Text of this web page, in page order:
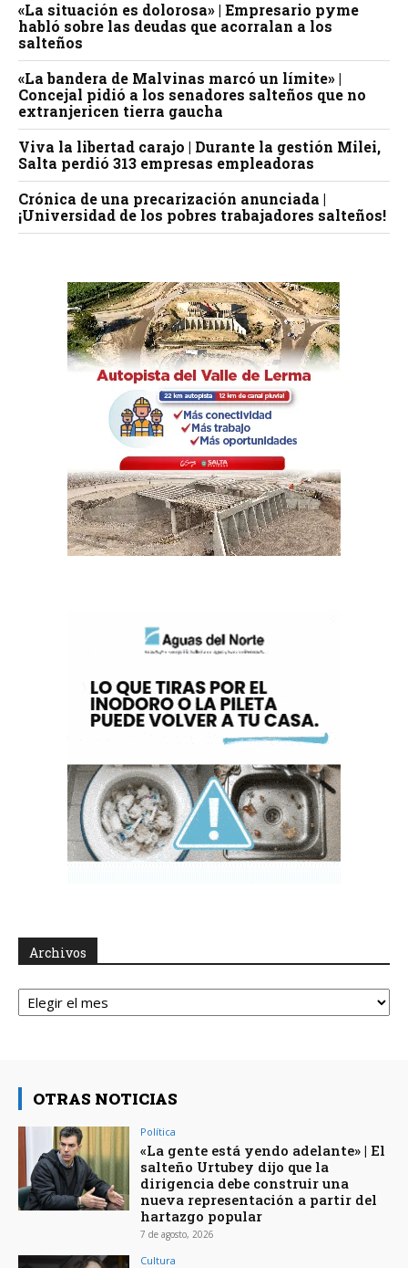
«La situación es dolorosa» | Empresario pyme
habló sobre las deudas que acorralan a los
salteños
«La bandera de Malvinas marcó un límite» |
Concejal pidió a los senadores salteños que no
extranjericen tierra gaucha
Viva la libertad carajo | Durante la gestión Milei,
Salta perdió 313 empresas empleadoras
Crónica de una precarización anunciada |
¡Universidad de los pobres trabajadores salteños!
Archivos
Archivos
OTRAS NOTICIAS
Política
«La gente está yendo adelante» | El
salteño Urtubey dijo que la
dirigencia debe construir una
nueva representación a partir del
hartazgo popular
7 de agosto, 2026
Cultura